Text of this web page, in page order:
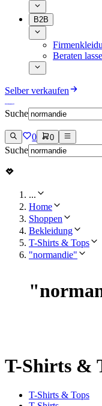
B2B
Beraten
Selber verkaufen
Suche
0 0
Suche
...
Home
Shoppen
Bekleidung
T-Shirts & Tops
"normandie"
"
T-Shirts &
T-Shirts & Tops